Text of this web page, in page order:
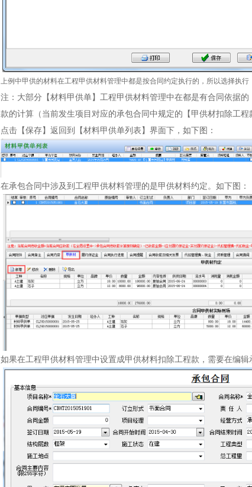
上例中甲供的材料在工程甲供材料管理中都是按合同约定执行的，所以选择执行
注：大部分【材料甲供单】工程甲供材料管理中在都是有合同依据
款的计算（当前发生项目对应的承包合同中规定的【甲供材扣除工程
点击【保存】返回到【材料甲供单列表】界面下，如下图：
在承包合同中涉及到工程甲供材料管理的是甲供材料约定。如下图：
如果在工程甲供材料管理中设置成甲供材料扣除工程款，需要在编